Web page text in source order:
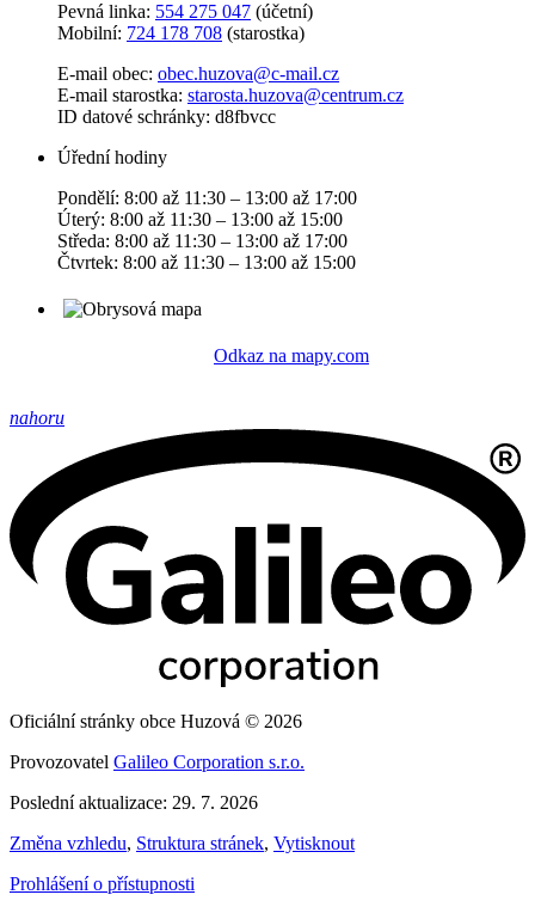
Pevná linka: 554 275 047 (účetní)
Mobilní: 724 178 708 (starostka)
E-mail obec: obec.huzova@c-mail.cz
E-mail starostka: starosta.huzova@centrum.cz
ID datové schránky: d8fbvcc
Úřední hodiny
Pondělí: 8:00 až 11:30 – 13:00 až 17:00
Úterý: 8:00 až 11:30 – 13:00 až 15:00
Středa: 8:00 až 11:30 – 13:00 až 17:00
Čtvrtek: 8:00 až 11:30 – 13:00 až 15:00
Odkaz na mapy.com
nahoru
Oficiální stránky obce Huzová © 2026
Provozovatel Galileo Corporation s.r.o.
Poslední aktualizace: 29. 7. 2026
Změna vzhledu, Struktura stránek, Vytisknout
Prohlášení o přístupnosti